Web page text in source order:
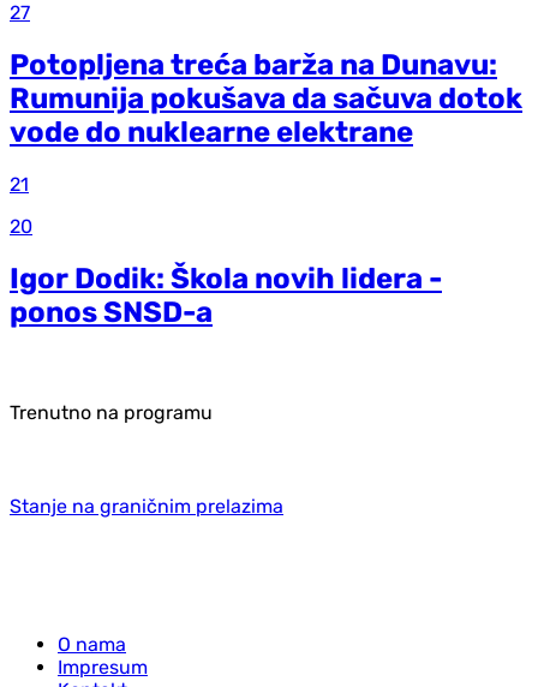
27
Potopljena treća barža na Dunavu:
Rumunija pokušava da sačuva dotok
vode do nuklearne elektrane
21
20
Igor Dodik: Škola novih lidera -
ponos SNSD-a
Trenutno na programu
Stanje na graničnim prelazima
O nama
Impresum